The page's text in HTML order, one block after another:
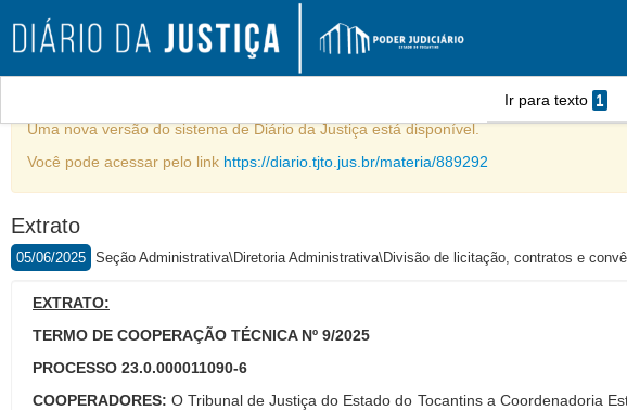
Ir para texto 1
Uma nova versão do sistema de Diário da Justiça está disponível.
Você pode acessar pelo link https://diario.tjto.jus.br/materia/889292
Extrato
05/06/2025 Seção Administrativa\Diretoria Administrativa\Divisão de licitação, contratos e
EXTRATO:
TERMO DE COOPERAÇÃO TÉCNICA Nº 9/2025
PROCESSO 23.0.000011090-6
COOPERADORES: O Tribunal de Justiça do Estado do Tocantins a Coordenadoria